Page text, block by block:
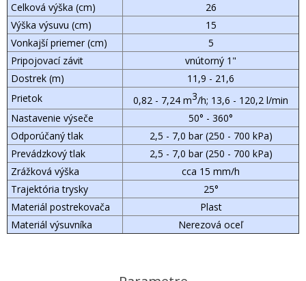
Celková výška (cm)
26
Výška výsuvu (cm)
15
Vonkajší priemer (cm)
5
Pripojovací závit
vnútorný 1"
Dostrek (m)
11,9 - 21,6
Prietok
0,82 - 7,24 m3/h; 13,6 - 120,2 l/min
Nastavenie výseče
50° - 360°
Odporúčaný tlak
2,5 - 7,0 bar (250 - 700 kPa)
Prevádzkový tlak
2,5 - 7,0 bar (250 - 700 kPa)
Zrážková výška
cca 15 mm/h
Trajektória trysky
25°
Materiál postrekovača
Plast
Materiál výsuvníka
Nerezová oceľ